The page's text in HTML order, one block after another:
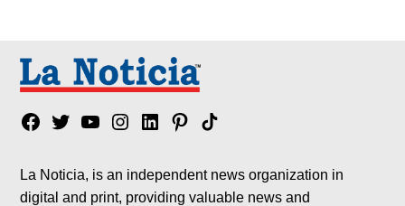
Facebook
TwitterYouTubeInstagram
LinkedinPinterest
Tik
La Noticia, is an independent news organization in
digital and print, providing valuable news and